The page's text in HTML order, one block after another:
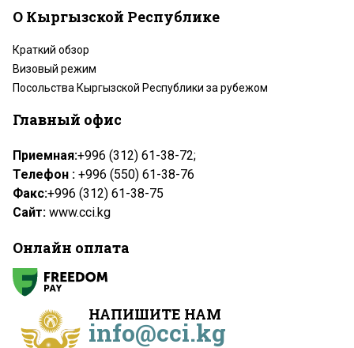
НАПИШИТЕ НАМ
info@cci.kg
О Кыргызской Республике
Краткий обзор
Визовый режим
Посольства Кыргызской Республики за рубежом
Главный офис
Приемная:+996 (312) 61-38-72;
Телефон : +996 (550) 61-38-76
Факс:+996 (312) 61-38-75
Сайт: www.cci.kg
Онлайн оплата